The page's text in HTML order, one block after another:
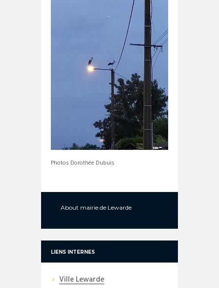
Photos Dorothée Dubuis
About mairie de Lewarde
LIENS INTERNES
Ville Lewarde